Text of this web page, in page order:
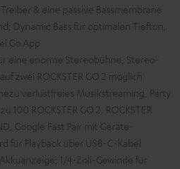
& eine passive Bassmembrane
Dynamic Bass für optimalen Tiefton,
Go App
eine enorme Stereobühne, Stereo-
zwei ROCKSTER GO 2 möglich
verlustfreies Musikstreaming, Party
100 ROCKSTER GO 2, ROCKSTER
Google Fast Pair mit Geräte-
für Playback über USB-C-Kabel
1/4-Zoll-Gewinde für